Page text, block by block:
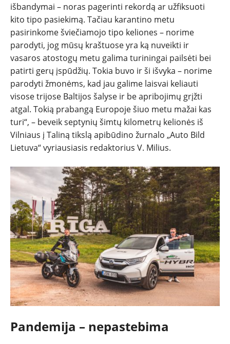
NAUJIENOS
TESTAI
NAUJI
NAUDOTI
REPORTAŽAI
SPORTAS
PATARIMAI
ĮVAIRENYBĖS
išbandymai – noras pagerinti rekordą ar užfiksuoti
kito tipo pasiekimą. Tačiau karantino metu
pasirinkome šviečiamojo tipo keliones – norime
parodyti, jog mūsų kraštuose yra ką nuveikti ir
vasaros atostogų metu galima turiningai pailsėti bei
patirti gerų įspūdžių. Tokia buvo ir ši išvyka – norime
parodyti žmonėms, kad jau galime laisvai keliauti
visose trijose Baltijos šalyse ir be apribojimų grįžti
atgal. Tokią prabangą Europoje šiuo metu mažai kas
turi“, – beveik septynių šimtų kilometrų kelionės iš
Vilniaus į Taliną tikslą apibūdino žurnalo „Auto Bild
Lietuva“ vyriausiasis redaktorius V. Milius.
Pandemija – nepastebima